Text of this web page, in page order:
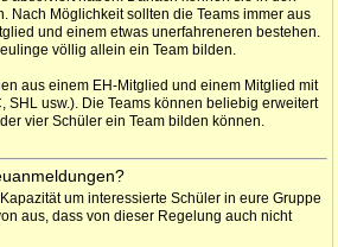
Nach Möglichkeit sollten die Teams immer aus
und einem etwas unerfahreneren bestehen.
völlig allein ein Team bilden.
aus einem EH-Mitglied und einem Mitglied mit
SHL usw.). Die Teams können beliebig erweitert
vier Schüler ein Team bilden können.
um interessierte Schüler in eure Gruppe
aus, dass von dieser Regelung auch nicht